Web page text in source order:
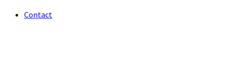
Contact